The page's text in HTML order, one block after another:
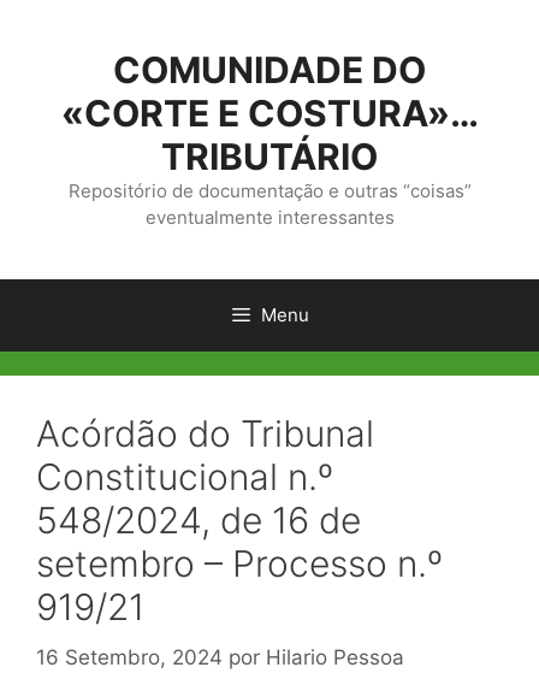
conteúdo
COMUNIDADE DO
«CORTE E COSTURA»…
TRIBUTÁRIO
Repositório de documentação e outras “coisas”
eventualmente interessantes
Menu
Acórdão do Tribunal
Constitucional n.º
548/2024, de 16 de
setembro – Processo n.º
919/21
16 Setembro, 2024 por Hilario Pessoa